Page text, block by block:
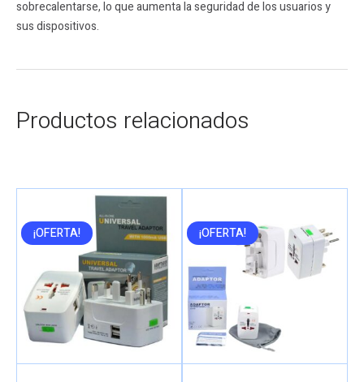
sobrecalentarse, lo que aumenta la seguridad de los usuarios y
sus dispositivos.
Productos relacionados
¡OFERTA! ¡OFERTA!